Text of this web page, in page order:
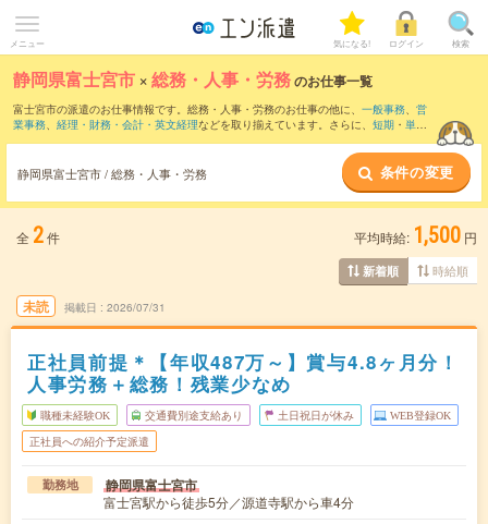
メニュー 気になる! ログイン 検索
静岡県富士宮市 ×総務・人事・労務のお仕事一覧
富士宮市の派遣のお仕事情報です。総務・人事・労務のお仕事の他に、 一般事務、 営
業事務、 経理・財務・会計・英文経理などを取り揃えています。さらに、 短期 ・ 単発
静岡県富士宮市 / 総務・人事・労務 条件の変更
全 2件 平均時給: 1,500 円
新着順 時給順
未読 掲載日 2026/07/31
正社員前提＊【年収487万～】賞与4.8ヶ月分！
人事労務＋総務！残業少なめ
職種未経験OK 交通費別途支給あり 土日祝日が休み WEB登録OK
正社員への紹介予定派遣
勤務地 静岡県富士宮市
富士宮駅から徒歩5分／源道寺駅から車4分